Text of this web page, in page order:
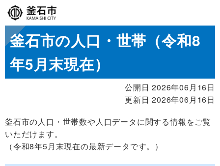
釜石市の人口・世帯（令和8
年5月末現在）
公開日 2026年06月16日
更新日 2026年06月16日
釜石市の人口・世帯数や人口データに関する情報をご覧
いただけます。
（令和8年5月末現在の最新データです。）